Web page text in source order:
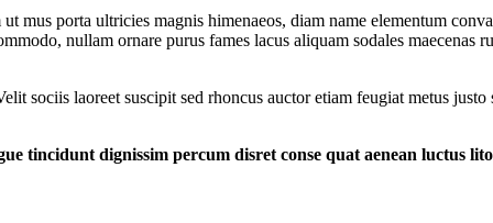
mus porta ultricies magnis himenaeos, diam nameelementum
nullam ornare purus fames lacus aliquam sodales maecenas
sociis laoreet suscipit sed rhoncus auctor etiam feugiat metus
tincidunt dignissim percum disret conse quat aenean luctus